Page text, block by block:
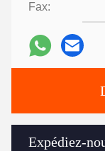
Fax:
Expédiez-